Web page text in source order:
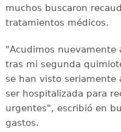
muchos buscaron
tratamientos médicos.
"Acudimos nuevamente
tras mi segunda
se han visto seriamente
ser hospitalizada para
urgentes", escribió en
gastos.